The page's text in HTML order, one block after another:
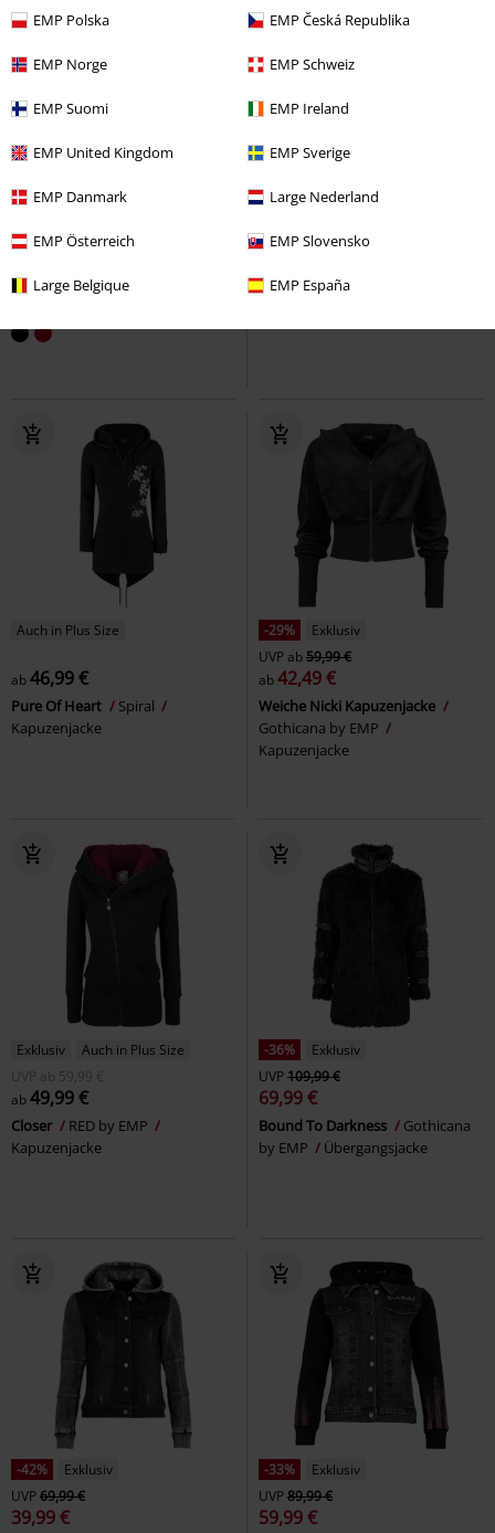
EMP Polska EMP Česká Republika
EMP Norge EMP Schweiz
EMP Suomi EMP Ireland
EMP United Kingdom EMP Sverige
EMP Danmark Large Nederland
EMP Österreich EMP Slovensko
Large Belgique EMP España
Auch in Plus Size
Ladies Sweat Parka
-29%
UVP ab59,99 €
Freaking Out Loud
Auch in Plus Size
ab46,99 €
Pure Of Heart
Spiral
Kapuzenjacke
-29%
Exklusiv
UVPab59,99 €
ab42,49 €
Weiche Nicki Kapuzenjacke
Gothicana by EMP
Kapuzenjacke
Exklusiv
Auch in Plus Size
UVP
ab
59,99 €
ab49,99 €
Closer
RED by EMP
Kapuzenjacke
-36%
Exklusiv
UVP109,99 €
69,99 €
Bound To Darkness
Gothicana
by EMP
Übergangsjacke
-42%
Exklusiv
UVP69,99 €
39,99 €
-33%
Exklusiv
UVP89,99 €
59,99 €